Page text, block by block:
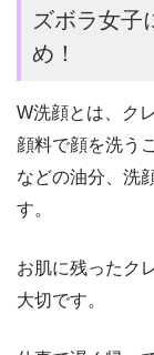
ズボラ女子
め！
W洗顔とは、ク
顔料で顔を洗う
などの油分、洗
す。
お肌に残ったク
大切です。